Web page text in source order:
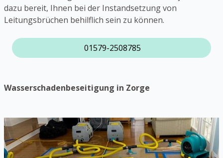
dazu bereit, Ihnen bei der Instandsetzung von
Leitungsbrüchen behilflich sein zu können.
01579-2508785
Wasserschadenbeseitigung in Zorge